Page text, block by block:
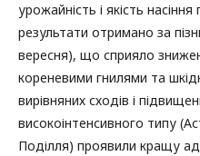
урожайність і якість
результати отримано за
вересня), що сприяло
кореневими гнилями та
вирівняних сходів і
високоінтенсивного типу
Поділля) проявили кращу